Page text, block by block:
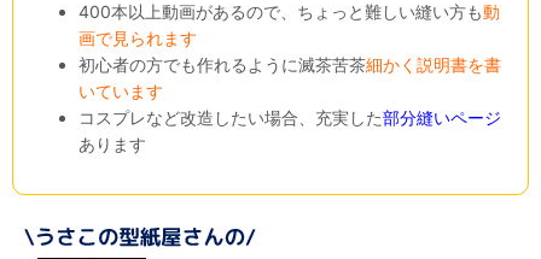
400本以上動画があるので、ちょっと難しい縫い方も動
画で見られます
初心者の方でも作れるように滅茶苦茶細かく説明書を書
いています
コスプレなど改造したい場合、充実した部分縫いページ
あります